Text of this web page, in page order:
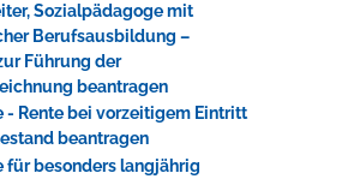
Sozialpädagoge mit
Berufsausbildung –
Führung der
beantragen
- Rente bei vorzeitigem Eintritt
beantragen
für besonders langjährig